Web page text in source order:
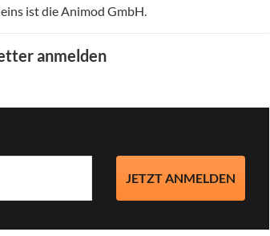
ist die Animod GmbH.
anmelden
JETZT ANMELDEN